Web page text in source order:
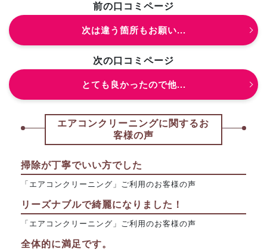
前の口コミページ
次は違う箇所もお願い...
次の口コミページ
とても良かったので他...
エアコンクリーニングに関するお
客様の声
掃除が丁寧でいい方でした
「エアコンクリーニング」ご利用のお客様の声
リーズナブルで綺麗になりました！
「エアコンクリーニング」ご利用のお客様の声
全体的に満足です。